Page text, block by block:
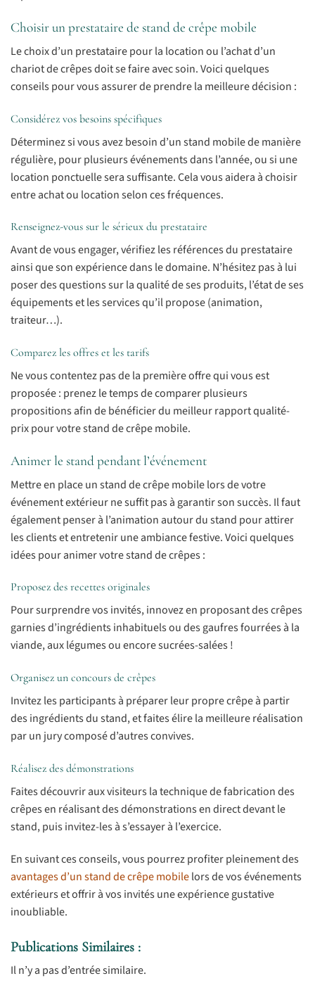
Choisir un prestataire de stand de crêpe mobile
Le choix d’un prestataire pour la location ou l’achat d’un
chariot de crêpes doit se faire avec soin. Voici quelques
conseils pour vous assurer de prendre la meilleure décision :
Considérez vos besoins spécifiques
Déterminez si vous avez besoin d’un stand mobile de manière
régulière, pour plusieurs événements dans l’année, ou si une
location ponctuelle sera suffisante. Cela vous aidera à choisir
entre achat ou location selon ces fréquences.
Renseignez-vous sur le sérieux du prestataire
Avant de vous engager, vérifiez les références du prestataire
ainsi que son expérience dans le domaine. N’hésitez pas à lui
poser des questions sur la qualité de ses produits, l’état de ses
équipements et les services qu’il propose (animation,
traiteur…).
Comparez les offres et les tarifs
Ne vous contentez pas de la première offre qui vous est
proposée : prenez le temps de comparer plusieurs
propositions afin de bénéficier du meilleur rapport qualité-
prix pour votre stand de crêpe mobile.
Animer le stand pendant l’événement
Mettre en place un stand de crêpe mobile lors de votre
événement extérieur ne suffit pas à garantir son succès. Il faut
également penser à l’animation autour du stand pour attirer
les clients et entretenir une ambiance festive. Voici quelques
idées pour animer votre stand de crêpes :
Proposez des recettes originales
Pour surprendre vos invités, innovez en proposant des crêpes
garnies d’ingrédients inhabituels ou des gaufres fourrées à la
viande, aux légumes ou encore sucrées-salées !
Organisez un concours de crêpes
Invitez les participants à préparer leur propre crêpe à partir
des ingrédients du stand, et faites élire la meilleure réalisation
par un jury composé d’autres convives.
Réalisez des démonstrations
Faites découvrir aux visiteurs la technique de fabrication des
crêpes en réalisant des démonstrations en direct devant le
stand, puis invitez-les à s’essayer à l’exercice.
En suivant ces conseils, vous pourrez profiter pleinement des
avantages d’un stand de crêpe mobilelors de vos événements
extérieurs et offrir à vos invités une expérience gustative
inoubliable.
Publications Similaires :
Il n’y a pas d’entrée similaire.